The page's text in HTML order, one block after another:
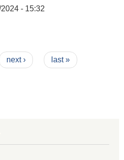
- 15:32
next › last »